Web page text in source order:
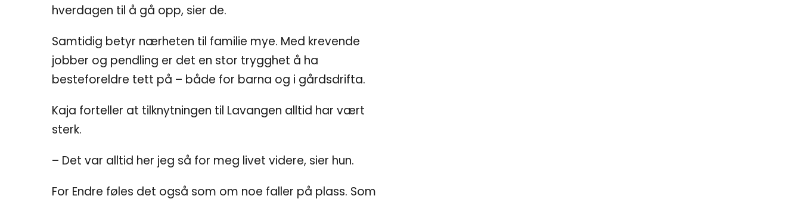
hverdagen til å gå opp, sier de.
Samtidig betyr nærheten til familie mye. Med krevende
jobber og pendling er det en stor trygghet å ha
besteforeldre tett på – både for barna og i gårdsdrifta.
Kaja forteller at tilknytningen til Lavangen alltid har vært
sterk.
– Det var alltid her jeg så for meg livet videre, sier hun.
For Endre føles det også som om noe faller på plass. Som